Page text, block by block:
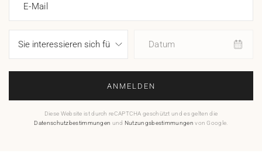
E-Mail
Datum
ANMELDEN
Diese Website ist durch reCAPTCHA geschützt und es gelten die
Datenschutzbestimmungen und Nutzungsbestimmungen von Google.